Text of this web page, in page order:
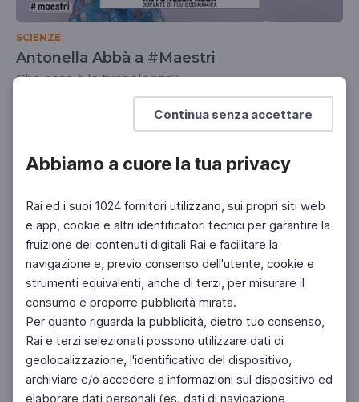
Continua senza accettare
Abbiamo a cuore la tua privacy
Rai ed i suoi 1024 fornitori utilizzano, sui propri siti web
e app, cookie e altri identificatori tecnici per garantire la
fruizione dei contenuti digitali Rai e facilitare la
navigazione e, previo consenso dell'utente, cookie e
strumenti equivalenti, anche di terzi, per misurare il
consumo e proporre pubblicità mirata.
Per quanto riguarda la pubblicità, dietro tuo consenso,
Rai e terzi selezionati possono utilizzare dati di
geolocalizzazione, l'identificativo del dispositivo,
archiviare e/o accedere a informazioni sul dispositivo ed
elaborare dati personali (es. dati di navigazione,
SCIENZE
Antonella Abbà a #Maestri
Che cosa è la turbolenza?